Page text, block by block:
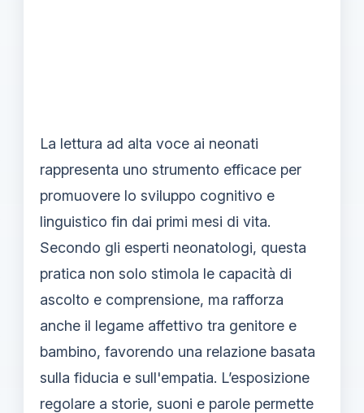
La lettura ad alta voce ai neonati
rappresenta uno strumento efficace per
promuovere lo sviluppo cognitivo e
linguistico fin dai primi mesi di vita.
Secondo gli esperti neonatologi, questa
pratica non solo stimola le capacità di
ascolto e comprensione, ma rafforza
anche il legame affettivo tra genitore e
bambino, favorendo una relazione basata
sulla fiducia e sull'empatia. L’esposizione
regolare a storie, suoni e parole permette